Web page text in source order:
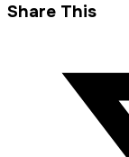
Share This